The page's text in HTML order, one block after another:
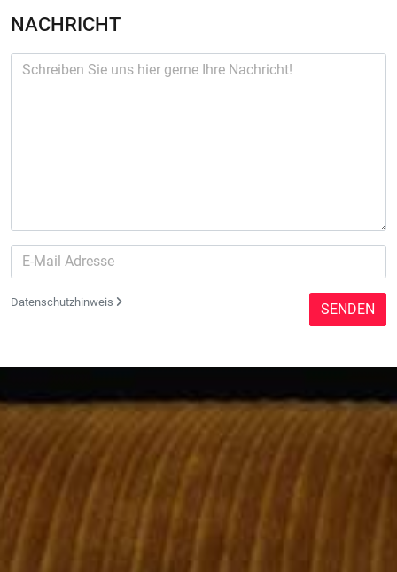
NACHRICHT
Datenschutzhinweis SENDEN